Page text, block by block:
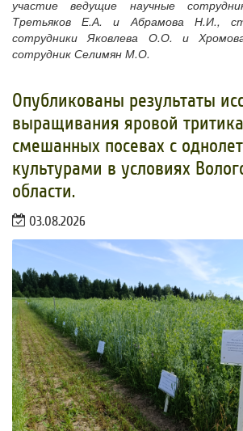
участие ведущие научные
Третьяков Е.А. и Абрамова Н.И.,
сотрудники Яковлева О.О. и
сотрудник Селимян М.О.
Опубликованы результаты
выращивания яровой
смешанных посевах с
культурами в условиях
области.
03.08.2026